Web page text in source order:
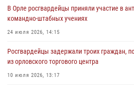
предоставлении госуслуг
03 августа 2026, 14:30
В Орле росгвардейцы приняли участие в
командно-штабных учениях
24 июля 2026, 14:15
Росгвардейцы задержали троих граждан,
из орловского торгового центра
10 июля 2026, 13:17